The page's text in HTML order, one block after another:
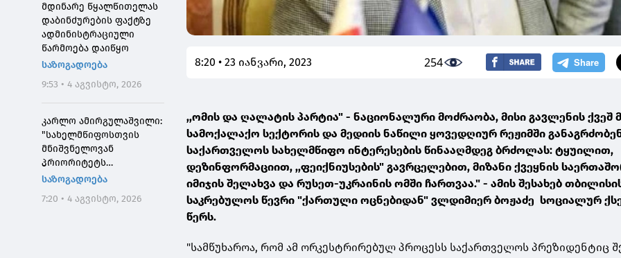
მდინარე წყალწითელას
დაბინძურების ფაქტზე
ადმინისტრაციული
წარმოება დაიწყო
საზოგადოება
9:53 • 4 აგვისტო, 2026
კარლო ამირგულაშვილი:
"სახელმწიფოსთვის
მნიშვნელოვან
პრიორიტეტს
საქართველოს ტყეების,
დეგრადირებული
საზოგადოება
7:20 • 4 აგვისტო, 2026
8:20 • 23 იანვარი, 2023 254
,,ომის და ღალატის პარტია" - ნაციონალური მოძრაობა, მისი გავლენის ქვეშ
სამოქალაქო სექტორის და მედიის ნაწილი ყოვედღიურ რეჟიმში
საქართველოს სახელმწიფო ინტერესების წინააღმდეგ ბრძოლას: ტყუილით,
დეზინფორმაციით, ,,ფეიქნიუსების" გავრცელებით, მიზანი ქვეყნის
იმიჯის შელახვა და რუსეთ-უკრაინის ომში ჩართვაა." - ამის შესახებ
საკრებულოს წევრი "ქართული ოცნებიდან" ვლდიმიერ ბოჟაძე სოციალურ
წერს.
"სამწუხაროა, რომ ამ ორკესტრირებულ პროცესს საქართველოს პრეზიდენტიც